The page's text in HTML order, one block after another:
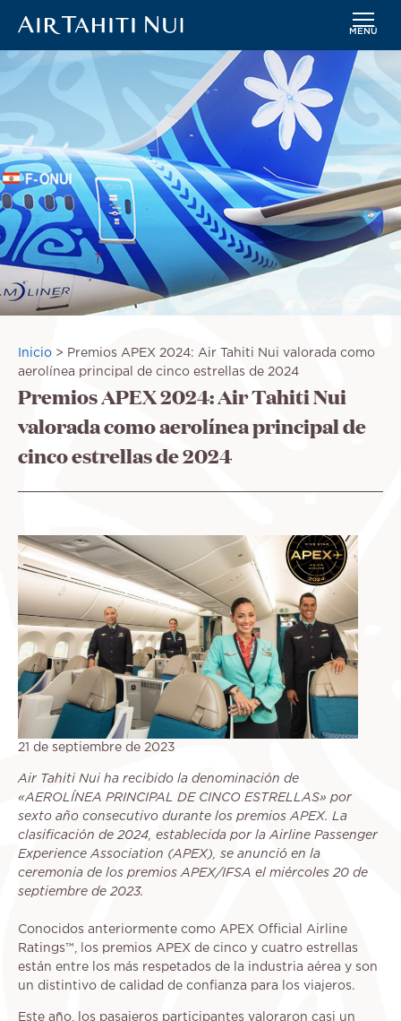
principal
MENÚ
Imagen
Sobrescribir
enlaces
de
a
navegación
Inicio
Premios APEX 2024: Air Tahiti Nui valorada como
aerolínea principal de cinco estrellas de 2024
Premios APEX 2024: Air Tahiti Nui
valorada como aerolínea principal de
cinco estrellas de 2024
21 de septiembre de 2023
Air Tahiti Nui ha recibido la denominación de
«AEROLÍNEA PRINCIPAL DE CINCO ESTRELLAS» por
sexto año consecutivo durante los premios APEX. La
clasificación de 2024, establecida por la Airline Passenger
Experience Association (APEX), se anunció en la
ceremonia de los premios APEX/IFSA el miércoles 20 de
septiembre de 2023.
Conocidos anteriormente como APEX Official Airline
Ratings™, los premios APEX de cinco y cuatro estrellas
están entre los más respetados de la industria aérea y son
un distintivo de calidad de confianza para los viajeros.
Este año, los pasajeros participantes valoraron casi un